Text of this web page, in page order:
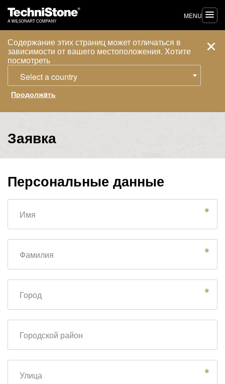
Содержание этих страниц может отличаться в
зависимости от вашего местоположения. Xотите
посмотреть
Select a country
MENU
Заявка
Персональные данные
Имя
Фамилия
Город
Городской район
Улица